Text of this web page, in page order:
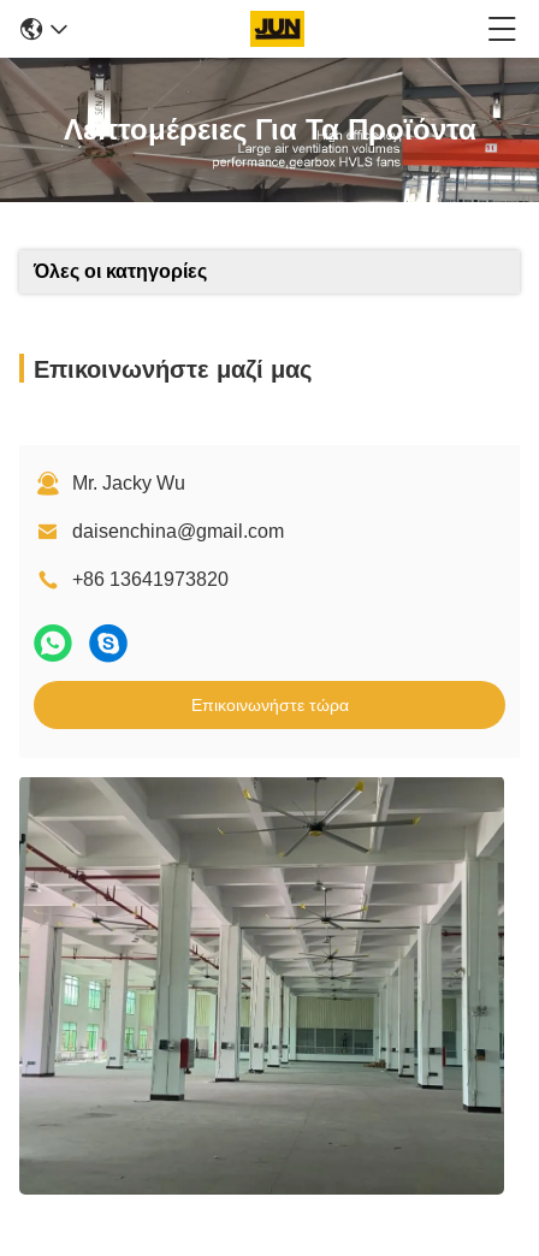
Λεπτομέρειες Για Τα Προϊόντα
Όλες οι κατηγορίες
Επικοινωνήστε μαζί μας
Mr. Jacky Wu
daisenchina@gmail.com
+86 13641973820
Επικοινωνήστε τώρα